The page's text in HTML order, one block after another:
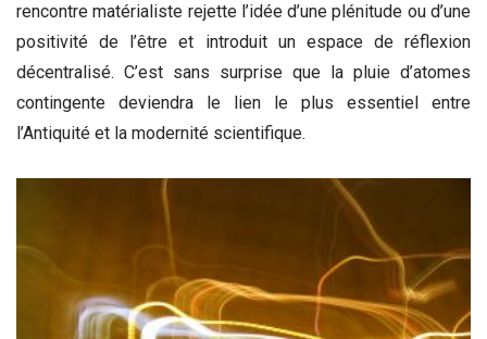
rencontre matérialiste rejette l’idée d’une plénitude ou d’une
positivité de l’être et introduit un espace de réflexion
décentralisé. C’est sans surprise que la pluie d’atomes
contingente deviendra le lien le plus essentiel entre
l’Antiquité et la modernité scientifique.